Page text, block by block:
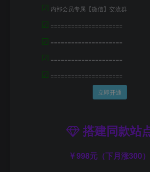
☑ 内部会员专属【微信】交流群
☑ =====================
☑ =====================
☑ =====================
☑ =====================
立即开通
搭建同款站
998元（下月涨300）